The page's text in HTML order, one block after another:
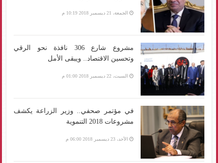
الجمعة، 21 ديسمبر 2018 10:19 م
مشروع شارع 306 نافذة نحو الرقي
وتحسين الاقتصاد.. ويبقى الأمل
السبت، 22 ديسمبر 2018 01:00 م
في مؤتمر صحفي.. وزير الزراعة يكشف
مشروعات 2018 التنموية
الأحد، 23 ديسمبر 2018 06:00 م